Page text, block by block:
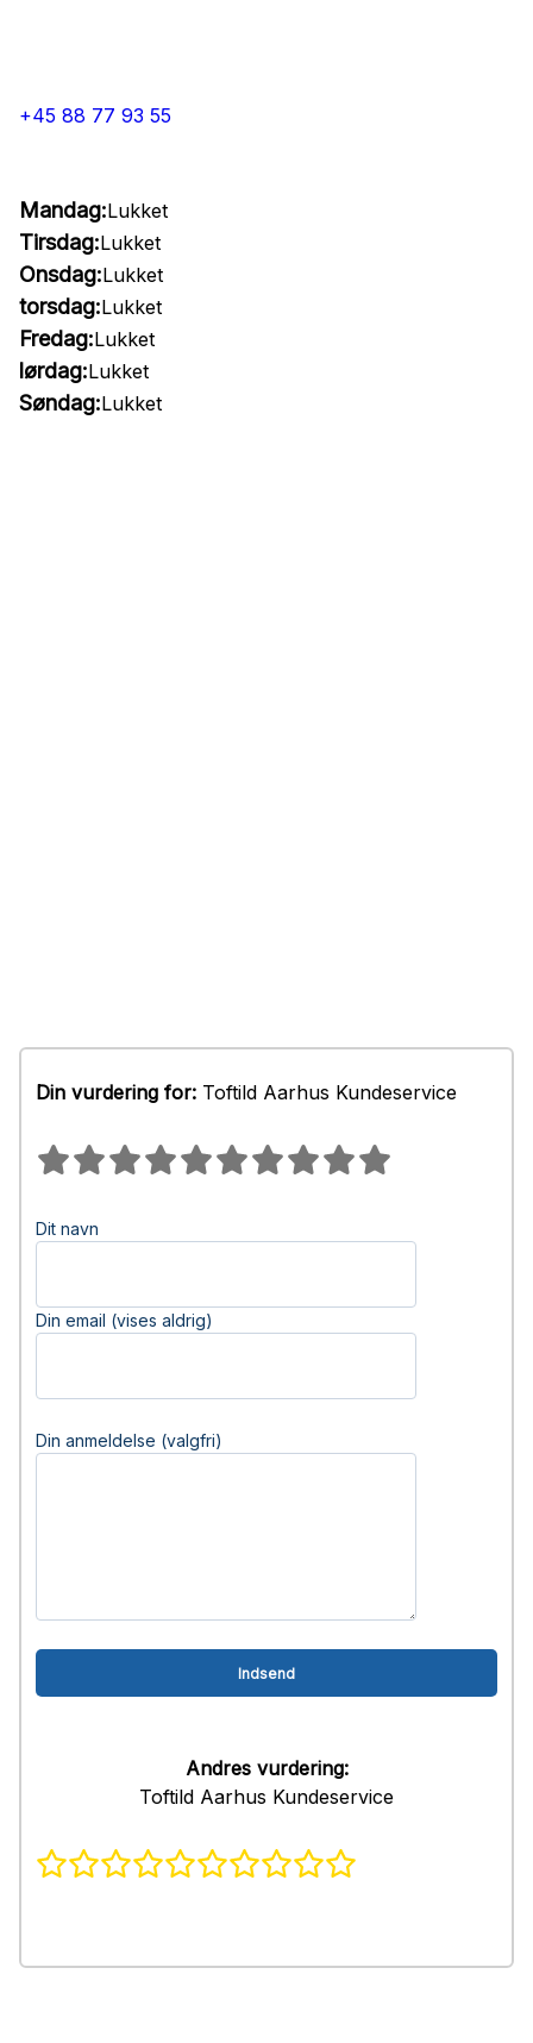
+45 88 77 93 55
Mandag:Lukket
Tirsdag:Lukket
Onsdag:Lukket
torsdag:Lukket
Fredag:Lukket
lørdag:Lukket
Søndag:Lukket
Din vurdering for: Toftild Aarhus Kundeservice
Dit navn
Din email (vises aldrig)
Din anmeldelse (valgfri)
Andres vurdering:
Toftild Aarhus Kundeservice